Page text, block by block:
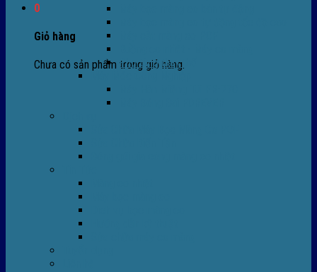
0
Giỏ hàng
Chưa có sản phẩm trong giỏ hàng.
Phụ tùng thay thế